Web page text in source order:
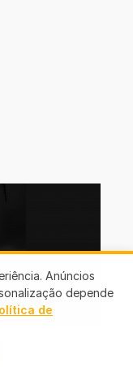
Anúncios
depende
de